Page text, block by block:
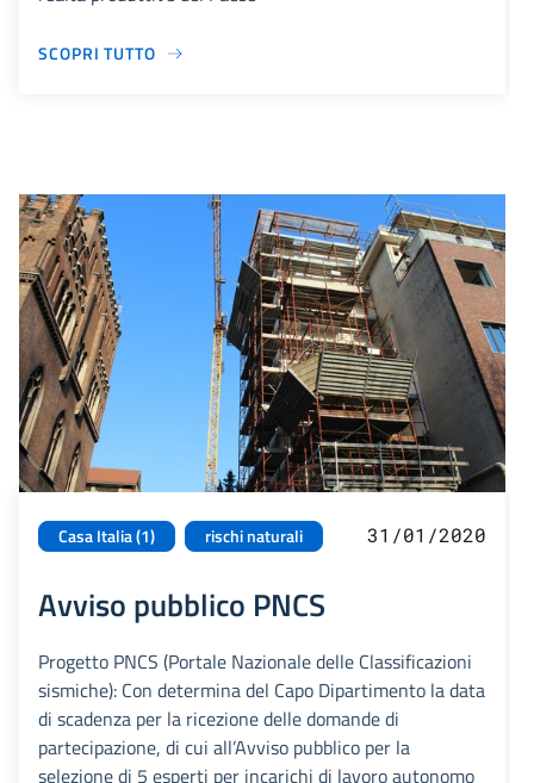
SCOPRI TUTTO
Casa Italia (1) rischi naturali 31/01/2020
Avviso pubblico PNCS
Progetto PNCS (Portale Nazionale delle Classificazioni
sismiche): Con determina del Capo Dipartimento la data
di scadenza per la ricezione delle domande di
partecipazione, di cui all’Avviso pubblico per la
selezione di 5 esperti per incarichi di lavoro autonomo